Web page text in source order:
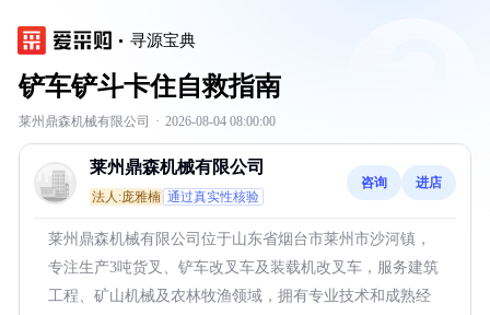
寻源宝典
铲车铲斗卡住自救指南
莱州鼎森机械有限公司 · 2026-08-04 08:00:00
莱州鼎森机械有限公司
法人:庞雅楠 通过真实性核验
咨询 进店
莱州鼎森机械有限公司位于山东省烟台市莱州市沙河镇，
专注生产3吨货叉、铲车改叉车及装载机改叉车，服务建筑
工程、矿山机械及农林牧渔领域，拥有专业技术和成熟经